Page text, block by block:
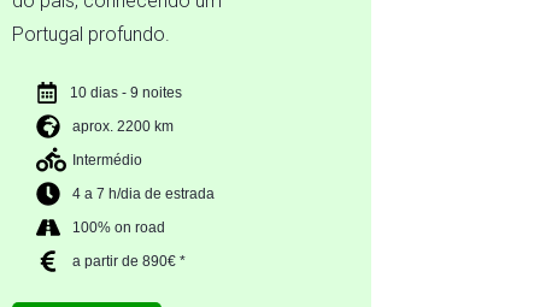
Portugal profundo.
10 dias - 9 noites
aprox. 2200 km
Intermédio
4 a 7 h/dia de estrada
100% on road
a partir de 890€ *